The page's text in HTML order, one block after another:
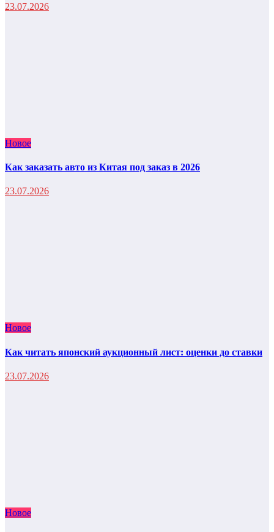
23.07.2026
Новое
Как заказать авто из Китая под заказ в 2026
23.07.2026
Новое
Как читать японский аукционный лист: оценки до ставки
23.07.2026
Новое